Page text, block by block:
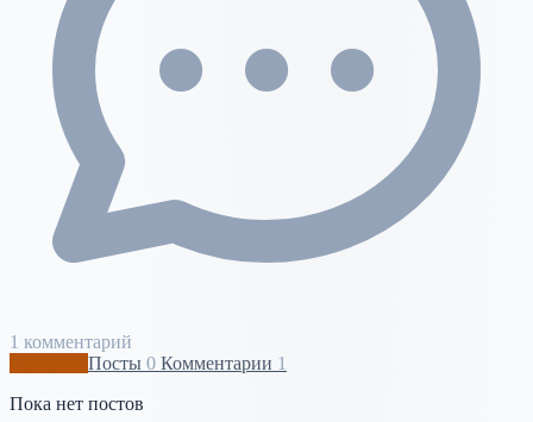
1 комментарий
Посты 0 Комментарии 1
Пока нет постов